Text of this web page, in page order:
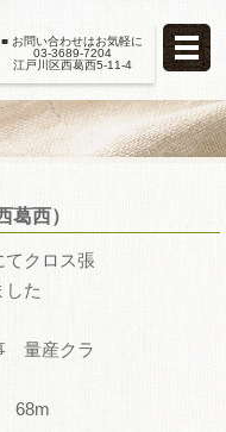
■ お問い合わせはお気軽に
03-3689-7204
江戸川区西葛西5-11-4
葛西）
てクロス張
した
量産クラ
68m